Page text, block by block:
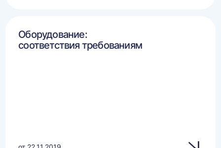
Оборудование:
соответствия требованиям